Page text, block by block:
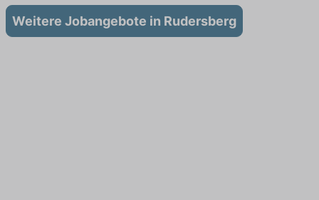
Weitere Jobangebote in Rudersberg